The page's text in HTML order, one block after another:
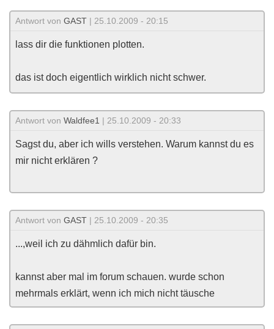
Antwort von GAST | 25.10.2009 - 20:15
lass dir die funktionen plotten.
das ist doch eigentlich wirklich nicht schwer.
Antwort von Waldfee1 | 25.10.2009 - 20:33
Sagst du, aber ich wills verstehen. Warum kannst du es
mir nicht erklären ?
Antwort von GAST | 25.10.2009 - 20:35
...,weil ich zu dähmlich dafür bin.
kannst aber mal im forum schauen. wurde schon
mehrmals erklärt, wenn ich mich nicht täusche